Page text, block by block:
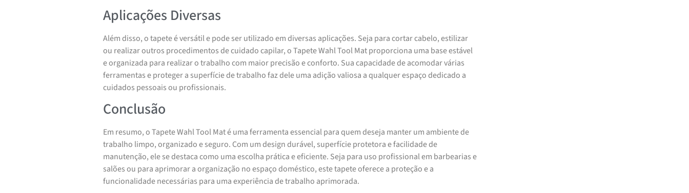
Aplicações Diversas
Além disso, o tapete é versátil e pode ser utilizado em diversas aplicações. Seja para cortar cabelo, estilizar
ou realizar outros procedimentos de cuidado capilar, o Tapete Wahl Tool Mat proporciona uma base estável
e organizada para realizar o trabalho com maior precisão e conforto. Sua capacidade de acomodar várias
ferramentas e proteger a superfície de trabalho faz dele uma adição valiosa a qualquer espaço dedicado a
cuidados pessoais ou profissionais.
Conclusão
Em resumo, o Tapete Wahl Tool Mat é uma ferramenta essencial para quem deseja manter um ambiente de
trabalho limpo, organizado e seguro. Com um design durável, superfície protetora e facilidade de
manutenção, ele se destaca como uma escolha prática e eficiente. Seja para uso profissional em barbearias e
salões ou para aprimorar a organização no espaço doméstico, este tapete oferece a proteção e a
funcionalidade necessárias para uma experiência de trabalho aprimorada.